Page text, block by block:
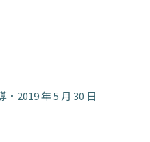
2019 年 5 月 30 日